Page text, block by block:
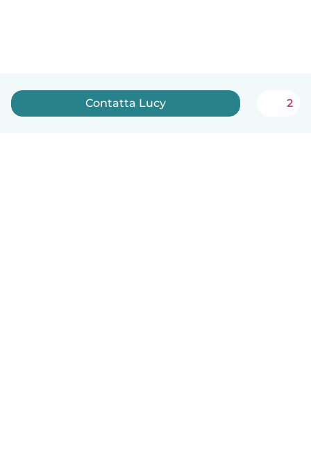
Contatta Lucy 2